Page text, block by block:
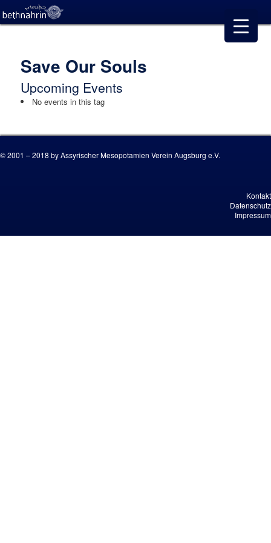
Save Our Souls
Upcoming Events
No events in this tag
© 2001 – 2018 by Assyrischer Mesopotamien Verein Augsburg e.V.
Kontakt
Datenschutz
Impressum